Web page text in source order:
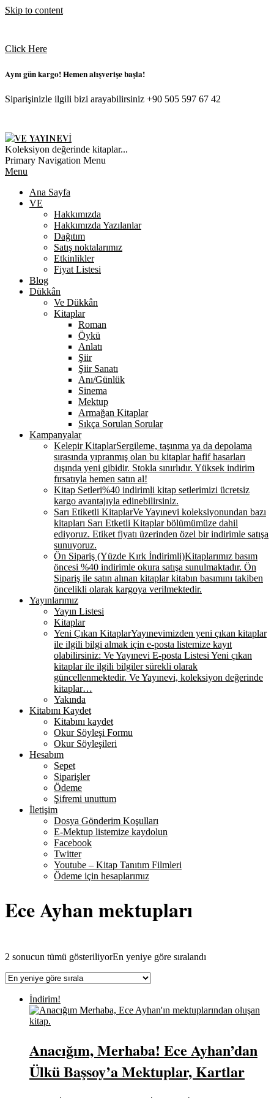
Skip to content
Click Here
Aynı gün kargo! Hemen alışverişe başla!
Siparişinizle ilgili bizi arayabilirsiniz +90 505 597 67 42
VE
YAYINEVI
Koleksiyon değerinde kitaplar...
Primary Navigation Menu
Menu
Ana Sayfa
VE
Hakkımızda
Hakkımızda Yazılanlar
Dağıtım
Satış noktalarımız
Etkinlikler
Fiyat Listesi
Blog
Dükkân
Ve Dükkân
Kitaplar
Roman
Öykü
Anlatı
Şiir
Şiir Sanatı
Anı/Günlük
Sinema
Mektup
Armağan Kitaplar
Sıkça Sorulan Sorular
Kampanyalar
Kelepir KitaplarSergileme, taşınma ya da depolama
sırasında yıpranmış olan bu kitaplar hafif hasarları
dışında yeni gibidir. Stokla sınırlıdır. Yüksek indirim
fırsatıyla hemen satın al!
Kitap Setleri%40 indirimli kitap setlerimizi ücretsiz
kargo avantajıyla edinebilirsiniz.
Sarı Etiketli KitaplarVe Yayınevi koleksiyonundan bazı
kitapları Sarı Etketli Kitaplar bölümümüze dahil
ediyoruz. Etiket fiyatı üzerinden özel bir indirimle satışa
sunuyoruz.
Ön Sipariş (Yüzde Kırk İndirimli)Kitaplarımız basım
öncesi %40 indirimle okura satışa sunulmaktadır. Ön
Sipariş ile satın alınan kitaplar kitabın basımını takiben
öncelikli olarak kargoya verilmektedir.
Yayınlarımız
Yayın Listesi
Kitaplar
Yeni Çıkan KitaplarYayınevimizden yeni çıkan kitaplar
ile ilgili bilgi almak için e-posta listemize kayıt
olabilirsiniz: Ve Yayınevi E-posta Listesi Yeni çıkan
kitaplar ile ilgili bilgiler sürekli olarak
güncellenmektedir. Ve Yayınevi, koleksiyon değerinde
kitaplar…
Yakında
Kitabını Kaydet
Kitabını kaydet
Okur Söyleşi Formu
Okur Söyleşileri
Hesabım
Sepet
Siparişler
Ödeme
Şifremi unuttum
İletişim
Dosya Gönderim Koşulları
E-Mektup listemize kaydolun
Facebook
Twitter
Youtube – Kitap Tanıtım Filmleri
Ödeme için hesaplarımız
Ece Ayhan mektupları
2 sonucun tümü gösteriliyorEn yeniye göre sıralandı
İndirim!
Anacığım, Merhaba! Ece Ayhan’dan
Ülkü Başsoy’a Mektuplar, Kartlar